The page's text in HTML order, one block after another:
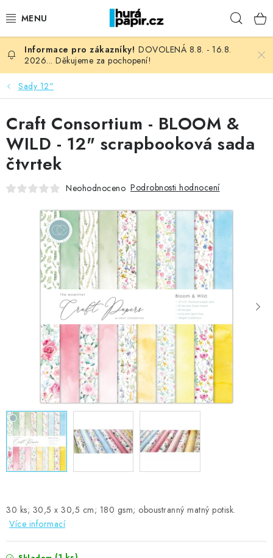
na
NOVINKY
HURÁ DÍLNA
VŠECHNO ZBOŽÍ
KNIHAŘSKÝ MATERIÁL
OBLÍBENÉ ♥️
FOTORECENZE
MOJE OBJEDNÁVKA
Doprava Kontakty Moje objednávka
Oblíbené ♥️
Hodnocení obchodu
Obchodní podmínky
Podmínky ochrany osobních údajů
Ověřování recenzí
Jak nakupovat
DOVOLENÁ 8.8. - 16.8.
2026... Děkujeme za pochopení!
Sady 12"
30 ks; 30,5 x 30,5 cm; 180 gsm; oboustranný matný potisk.
Více informací
Craft Consortium - BLOOM &
WILD - 12" scrapbooková sada
čtvrtek
Neohodnoceno Podrobnosti hodnocení